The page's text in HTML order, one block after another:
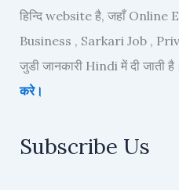
हिन्दि website है, जहाँ
Business , Sarkari Job ,
जुडी जानकारी Hindi में दी जाती
करे।
Subscribe Us